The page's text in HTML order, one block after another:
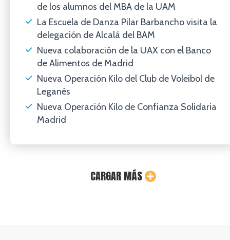
de los alumnos del MBA de la UAM
La Escuela de Danza Pilar Barbancho visita la
delegación de Alcalá del BAM
Nueva colaboración de la UAX con el Banco
de Alimentos de Madrid
Nueva Operación Kilo del Club de Voleibol de
Leganés
Nueva Operación Kilo de Confianza Solidaria
Madrid
DICIEMBRE 2025
DICIEMBRE 2025
NOVIEMBRE 2025
OCTUBRE 2025
AGOSTO 2025
JUNIO DE 2025
MAYO DE 2025
ABRIL DE 2025
MARZO DE 2025
FEBRERO 2025
DICIEMBRE 2024
DICIEMBRE 2023
NOVIEMBRE 2023
CARGAR MÁS